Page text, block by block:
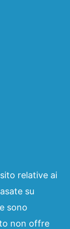
relative ai
su
sono
non offre